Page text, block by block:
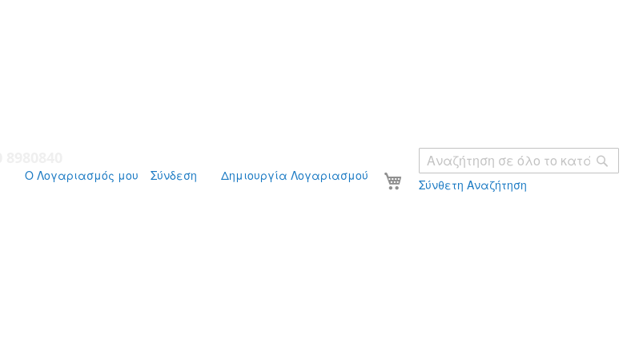
Σύνθετη Αναζήτηση
Το καλάθι σας
Ο Λογαριασμός μου Σύνδεση Δημιουργία Λογαριασμού